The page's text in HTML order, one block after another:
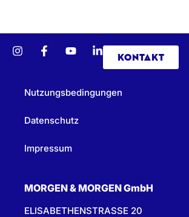
KONTAKT
Nutzungsbedingungen
Datenschutz
Impressum
MORGEN & MORGEN GmbH
ELISABETHENSTRASSE 20